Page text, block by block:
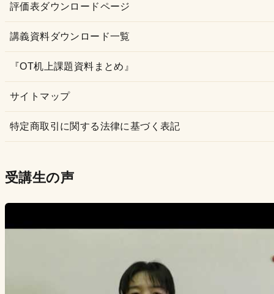
評価表ダウンロードページ
講義資料ダウンロード一覧
『OT机上課題資料まとめ』
サイトマップ
特定商取引に関する法律に基づく表記
受講生の声